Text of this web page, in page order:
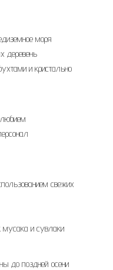
моря
деревень
и кристально
свежих
мусака и сувлаки
до поздней осени